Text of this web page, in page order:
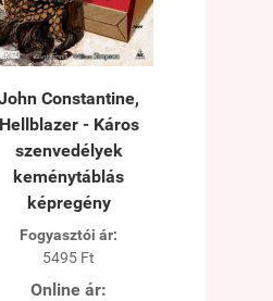
Constantine,
Hellblazer - Káros
szenvedélyek
keménytáblás
képregény
Fogyasztói ár:
5495 Ft
Online ár: